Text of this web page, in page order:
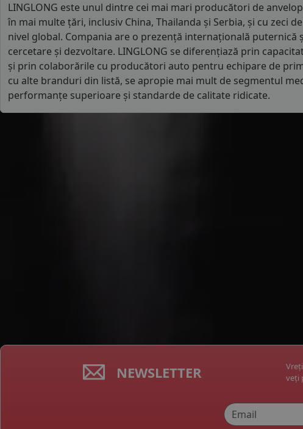
LINGLONG este unul dintre cei mai mari producători de
în mai multe țări, inclusiv China, Thailanda și Serbia, și cu zeci
nivel global. Compania are o prezență internațională puternică
cercetare și dezvoltare. LINGLONG se diferențiază prin
și prin colaborările cu producători auto pentru echipare de
cu alte branduri din listă, se apropie mai mult de segmentul
performanțe superioare și standarde de calitate ridicate.
NEWSLETTER
veți